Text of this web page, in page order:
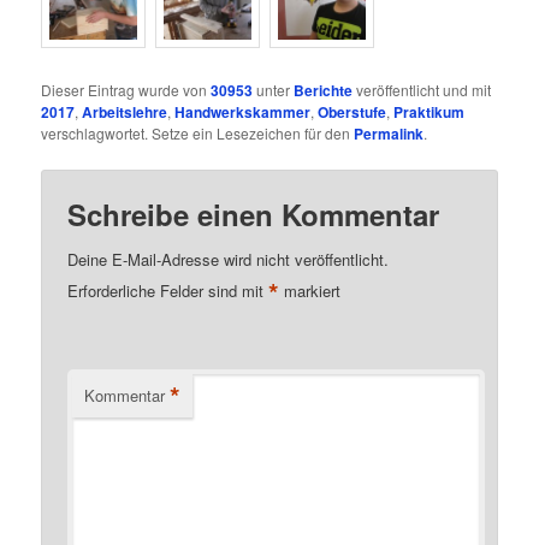
Dieser Eintrag wurde von30953unter Berichteveröffentlicht und mit
2017,Arbeitslehre,Handwerkskammer,Oberstufe, Praktikum
verschlagwortet. Setze ein Lesezeichen für den Permalink.
Schreibe einen Kommentar
Deine E-Mail-Adresse wird nicht veröffentlicht.
Erforderliche Felder sind mit* markiert
Kommentar *